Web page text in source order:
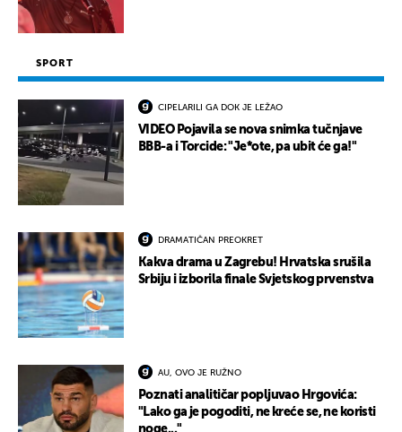
SPORT
CIPELARILI GA DOK JE LEŽAO
VIDEO Pojavila se nova snimka tučnjave
BBB-a i Torcide: "Je*ote, pa ubit će ga!"
DRAMATIČAN PREOKRET
Kakva drama u Zagrebu! Hrvatska srušila
Srbiju i izborila finale Svjetskog prvenstva
AU, OVO JE RUŽNO
Poznati analitičar popljuvao Hrgovića:
"Lako ga je pogoditi, ne kreće se, ne koristi
noge..."